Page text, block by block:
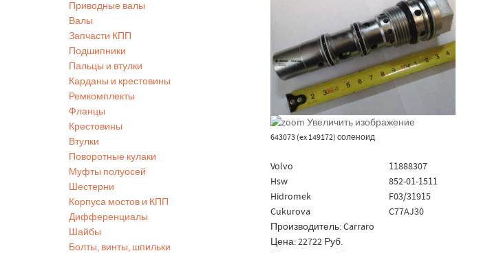
Приводные валы
Валы
Запчасти КПП
Подшипники
Пальцы и втулки
Карданы и крестовины
Ремкомплекты
Фланцы
Крестовины
Втулки
Поворотные кулаки
Муфты полуосей
Шестерни
Корпуса мостов и КПП
Дифференциалы
Шайбы
Болты, винты, шпильки
Увеличить изображение
643073 (ex 149172) соленоид
Volvo
11888307
Hsw
852-01-1511
Hidromek
F03/31915
Cukurova
C77AJ30
Производитель:Carraro
Цена:22722 Руб.